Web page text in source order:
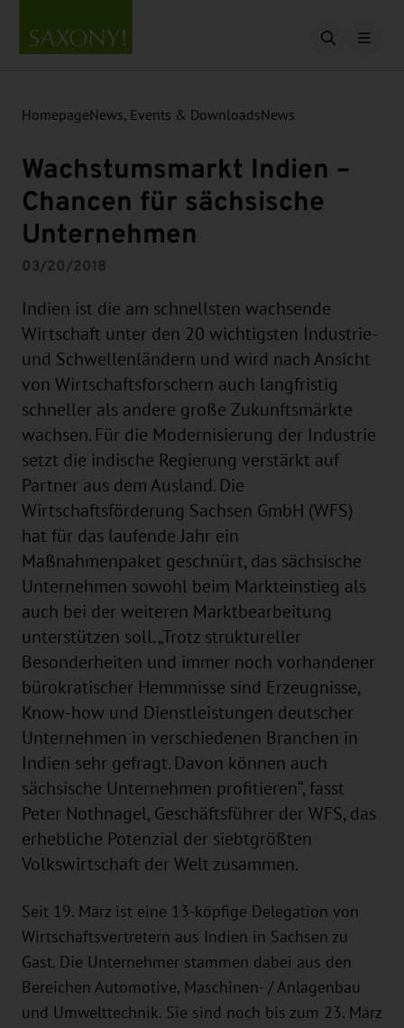
Open
HomepageNews, Events & DownloadsNews
Wachstumsmarkt Indien –
Chancen für sächsische
Unternehmen
03/20/2018
Indien ist die am schnellsten wachsende
Wirtschaft unter den 20 wichtigsten Industrie-
und Schwellenländern und wird nach Ansicht
von Wirtschaftsforschern auch langfristig
schneller als andere große Zukunftsmärkte
wachsen. Für die Modernisierung der Industrie
setzt die indische Regierung verstärkt auf
Partner aus dem Ausland. Die
Wirtschaftsförderung Sachsen GmbH (WFS)
hat für das laufende Jahr ein
Maßnahmenpaket geschnürt, das sächsische
Unternehmen sowohl beim Markteinstieg als
auch bei der weiteren Marktbearbeitung
unterstützen soll. „Trotz struktureller
Besonderheiten und immer noch vorhandener
bürokratischer Hemmnisse sind Erzeugnisse,
Know-how und Dienstleistungen deutscher
Unternehmen in verschiedenen Branchen in
Indien sehr gefragt. Davon können auch
sächsische Unternehmen profitieren“, fasst
Peter Nothnagel, Geschäftsführer der WFS, das
erhebliche Potenzial der siebtgrößten
Volkswirtschaft der Welt zusammen.
Seit 19. März ist eine 13-köpfige Delegation von
Wirtschaftsvertretern aus Indien in Sachsen zu
Gast. Die Unternehmer stammen dabei aus den
Bereichen Automotive, Maschinen- / Anlagenbau
und Umwelttechnik. Sie sind noch bis zum 23. März